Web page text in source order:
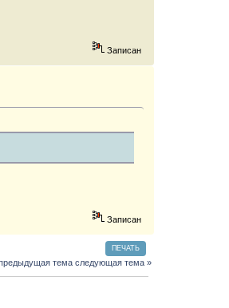
Записан
Записан
ПЕЧАТЬ
тема следующая тема »